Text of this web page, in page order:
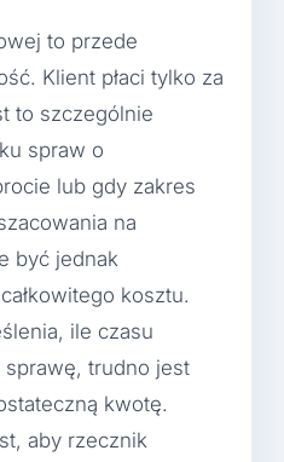
to przede
Klient płaci tylko za
to szczególnie
spraw o
lub gdy zakres
na
być jednak
kosztu.
ile czasu
trudno jest
kwotę.
aby rzecznik